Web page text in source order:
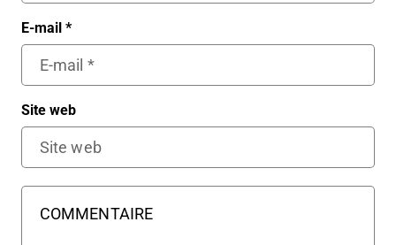
E-mail *
Site web